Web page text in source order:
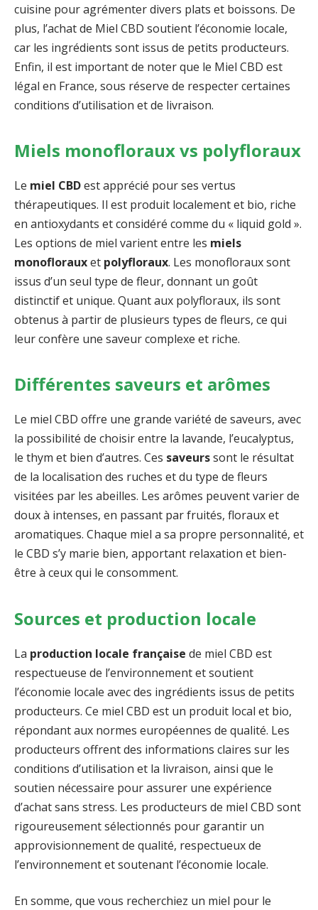
cuisine pour agrémenter divers plats et boissons. De
plus, l’achat de Miel CBD soutient l’économie locale,
car les ingrédients sont issus de petits producteurs.
Enfin, il est important de noter que le Miel CBD est
légal en France, sous réserve de respecter certaines
conditions d’utilisation et de livraison.
Miels monofloraux vs polyfloraux
Le miel CBDest apprécié pour ses vertus
thérapeutiques. Il est produit localement et bio, riche
en antioxydants et considéré comme du « liquid gold ».
Les options de miel varient entre les miels
monoflorauxet polyfloraux. Les monofloraux sont
issus d’un seul type de fleur, donnant un goût
distinctif et unique. Quant aux polyfloraux, ils sont
obtenus à partir de plusieurs types de fleurs, ce qui
leur confère une saveur complexe et riche.
Différentes saveurs et arômes
Le miel CBD offre une grande variété de saveurs, avec
la possibilité de choisir entre la lavande, l’eucalyptus,
le thym et bien d’autres. Ces saveurssont le résultat
de la localisation des ruches et du type de fleurs
visitées par les abeilles. Les arômes peuvent varier de
doux à intenses, en passant par fruités, floraux et
aromatiques. Chaque miel a sa propre personnalité, et
le CBD s’y marie bien, apportant relaxation et bien-
être à ceux qui le consomment.
Sources et production locale
La production locale française de miel CBD est
respectueuse de l’environnement et soutient
l’économie locale avec des ingrédients issus de petits
producteurs. Ce miel CBD est un produit local et bio,
répondant aux normes européennes de qualité. Les
producteurs offrent des informations claires sur les
conditions d’utilisation et la livraison, ainsi que le
soutien nécessaire pour assurer une expérience
d’achat sans stress. Les producteurs de miel CBD sont
rigoureusement sélectionnés pour garantir un
approvisionnement de qualité, respectueux de
l’environnement et soutenant l’économie locale.
En somme, que vous recherchiez un miel pour le